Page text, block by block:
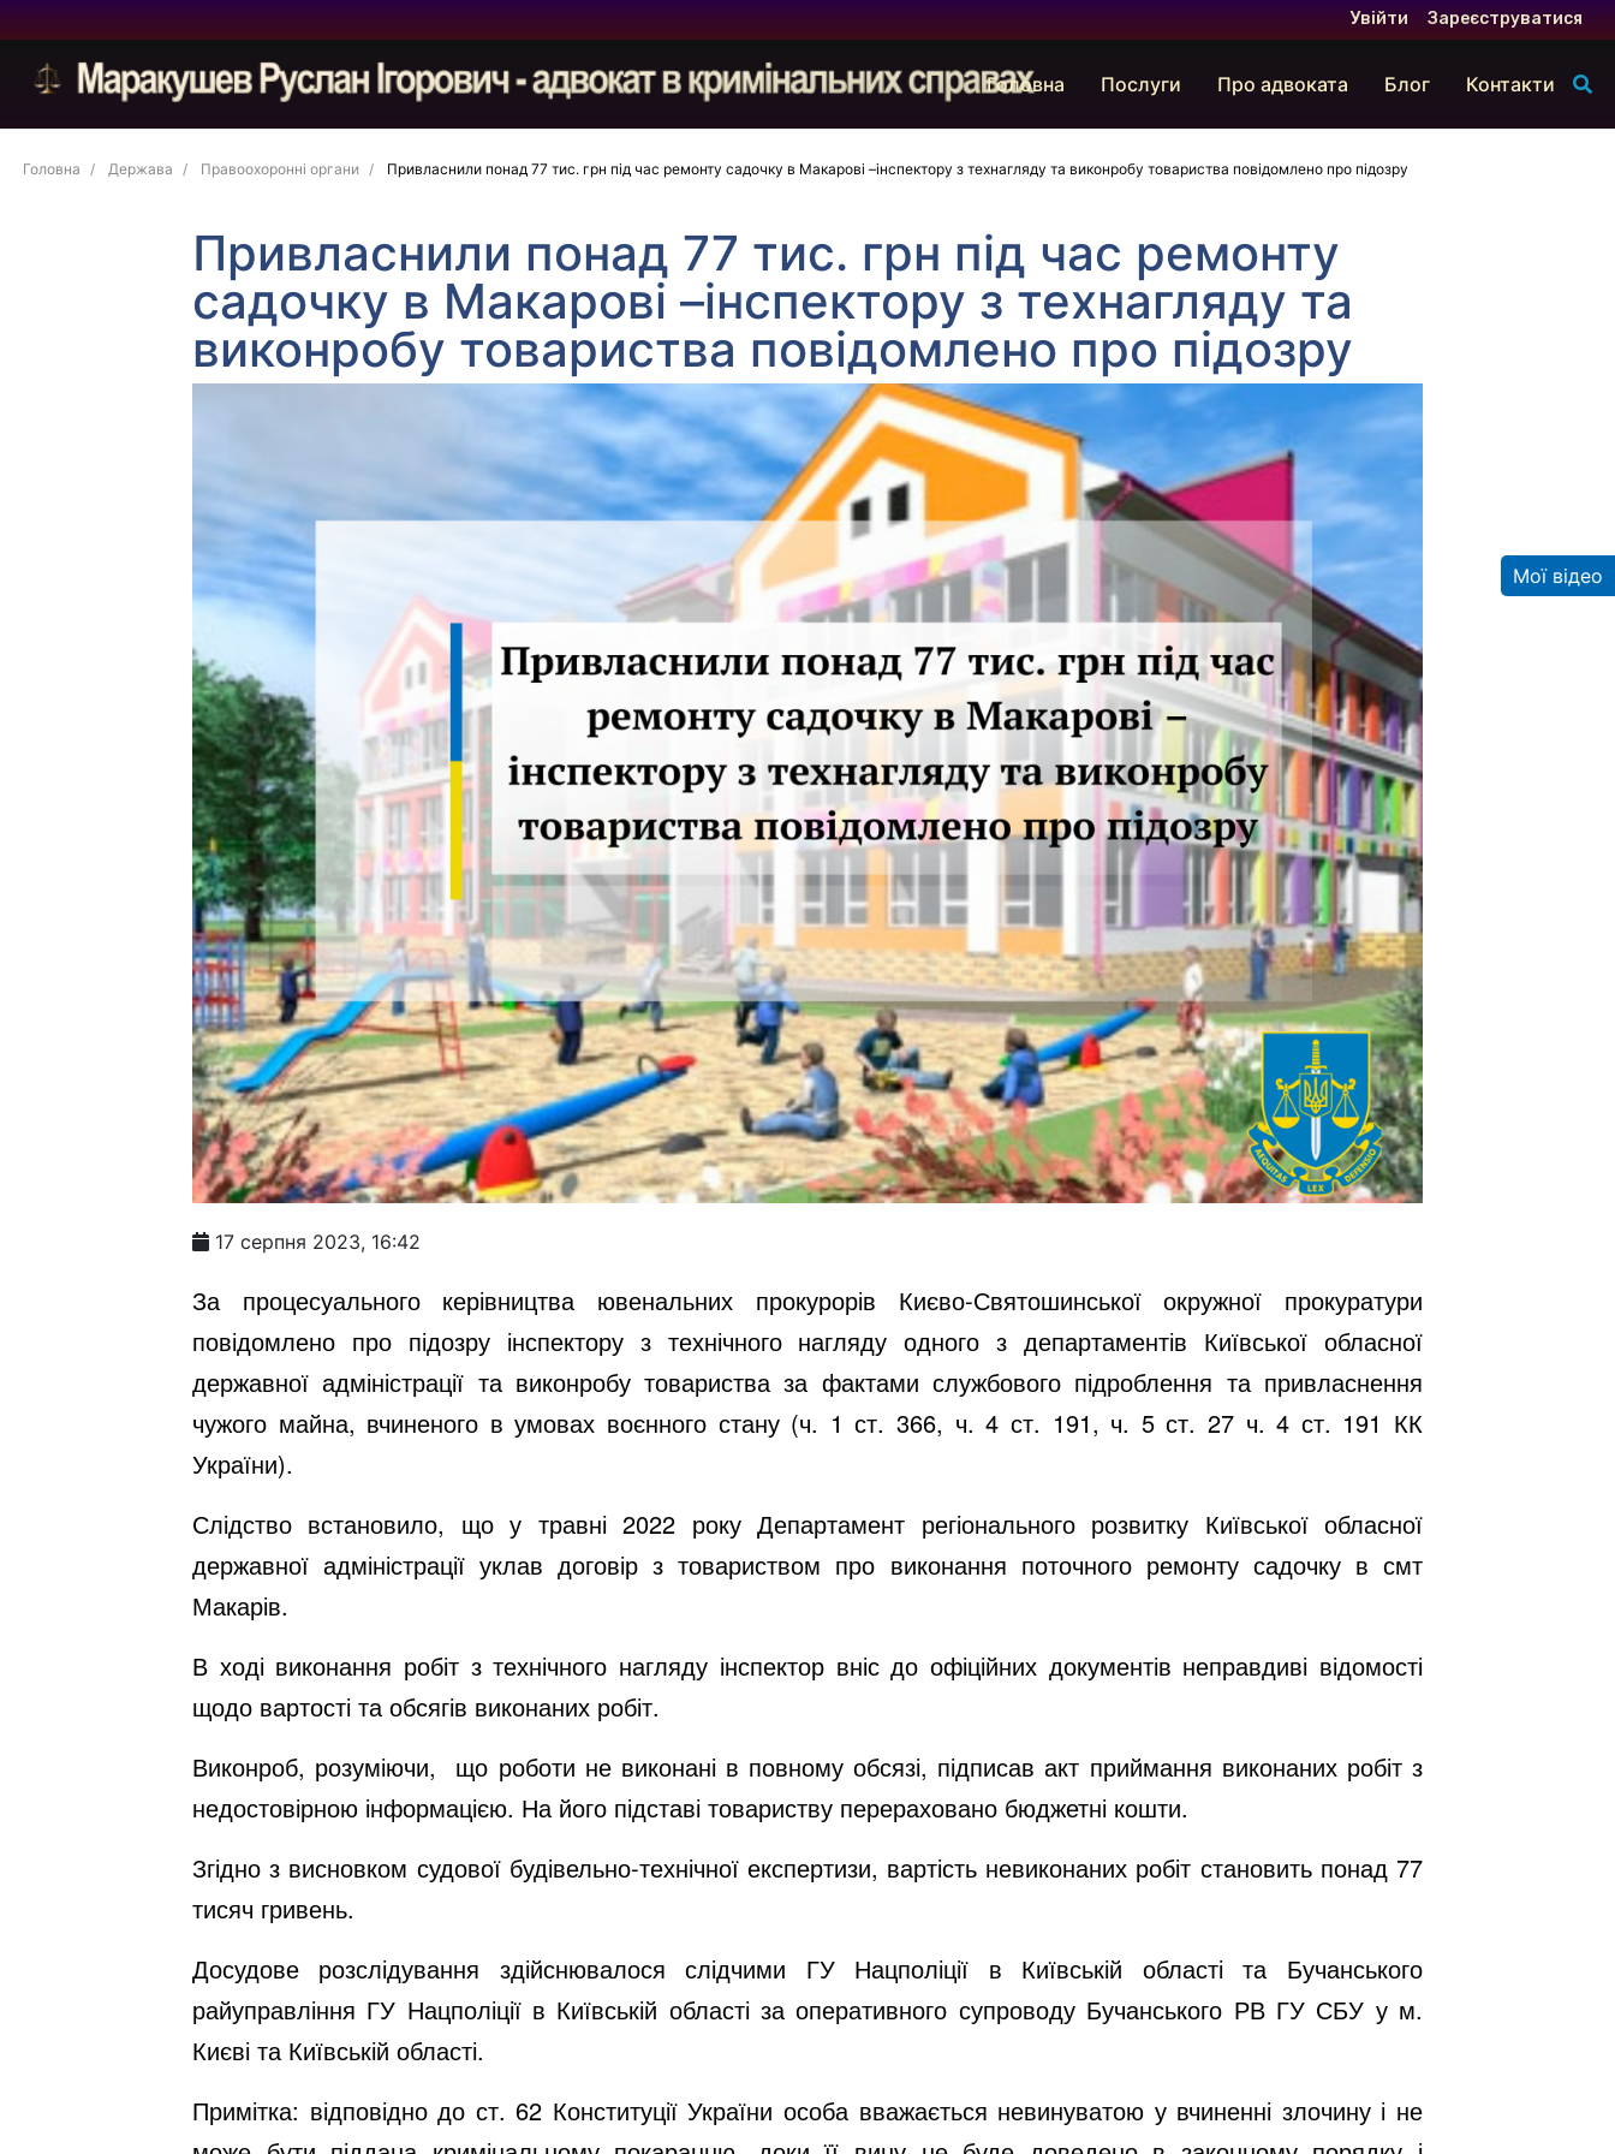
Увійти Зареєструватися
Головна Послуги Про адвоката Блог Контакти
Головна Держава Правоохоронні органи Привласнили понад 77 тис. грн під час ремонту садочку в Макарові –інспектору з технагляду та виконробу товариства повідомлено про підозру
Привласнили понад 77 тис. грн під час ремонту
садочку в Макарові –інспектору з технагляду та
виконробу товариства повідомлено про підозру
17 серпня 2023, 16:42
За процесуального керівництва ювенальних прокурорів Києво-Святошинської окружної прокуратури
повідомлено про підозру інспектору з технічного нагляду одного з департаментів Київської обласної
державної адміністрації та виконробу товариства за фактами службового підроблення та привласнення
чужого майна, вчиненого в умовах воєнного стану (ч. 1 ст. 366, ч. 4 ст. 191, ч. 5 ст. 27 ч. 4 ст. 191 КК
України).
Слідство встановило, що у травні 2022 року Департамент регіонального розвитку Київської обласної
державної адміністрації уклав договір з товариством про виконання поточного ремонту садочку в смт
Макарів.
В ході виконання робіт з технічного нагляду інспектор вніс до офіційних документів неправдиві відомості
щодо вартості та обсягів виконаних робіт.
Виконроб, розуміючи, що роботи не виконані в повному обсязі, підписав акт приймання виконаних робіт з
недостовірною інформацією. На його підставі товариству перераховано бюджетні кошти.
Згідно з висновком судової будівельно-технічної експертизи, вартість невиконаних робіт становить понад 77
тисяч гривень.
Досудове розслідування здійснювалося слідчими ГУ Нацполіції в Київській області та Бучанського
райуправління ГУ Нацполіції в Київській області за оперативного супроводу Бучанського РВ ГУ СБУ у м.
Києві та Київській області.
Примітка: відповідно до ст. 62 Конституції України особа вважається невинуватою у вчиненні злочину і не
Мої відео